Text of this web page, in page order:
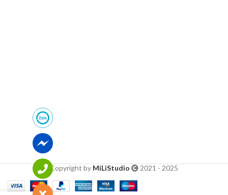
Copyright by MiLiStudio 2021 - 2025